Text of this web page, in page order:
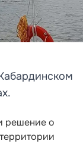
решение о